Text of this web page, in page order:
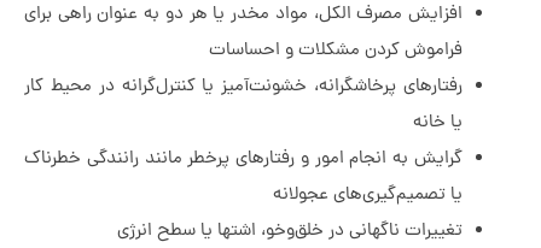
افزایش مصرف الکل، مواد مخدر یا هر دو به عنوان راهی برای
فراموش کردن مشکلات و احساسات
رفتارهای پرخاشگرانه، خشونت‌آمیز یا کنترل‌گرانه در محیط کار
گرایش به انجام امور و رفتارهای پرخطر مانند رانندگی خطرناک
یا تصمیم‌گیری‌های عجولانه
تغییرات ناگهانی در خلق‌وخو، اشتها یا سطح انرژی